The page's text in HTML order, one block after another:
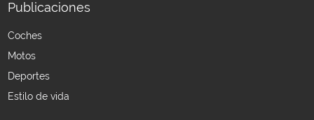
Publicaciones
Coches
Motos
Deportes
Estilo de vida